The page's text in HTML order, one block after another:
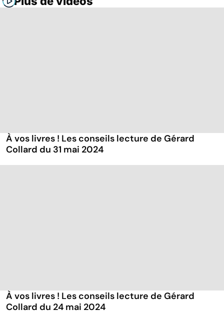
À vos livres ! Les conseils lecture de Gérard
Collard du 31 mai 2024
À vos livres ! Les conseils lecture de Gérard
Collard du 24 mai 2024